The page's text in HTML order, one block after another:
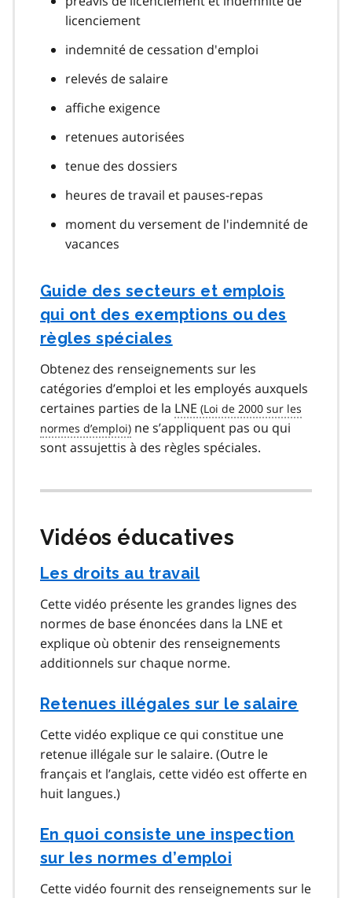
licenciement
indemnité de cessation d'emploi
relevés de salaire
affiche exigence
retenues autorisées
tenue des dossiers
heures de travail et pauses-repas
moment du versement de l'indemnité de
vacances
Guide des secteurs et emplois
qui ont des exemptions ou des
règles spéciales
Obtenez des renseignements sur les
catégories d’emploi et les employés auxquels
certaines parties de la LNE
ne s’appliquent pas ou qui
sont assujettis à des règles spéciales.
Vidéos éducatives
Les droits au travail
Cette vidéo présente les grandes lignes des
normes de base énoncées dans la LNE et
explique où obtenir des renseignements
additionnels sur chaque norme.
Retenues illégales sur le salaire
Cette vidéo explique ce qui constitue une
retenue illégale sur le salaire. (Outre le
français et l’anglais, cette vidéo est offerte en
huit langues.)
En quoi consiste une inspection
sur les normes d’emploi
Cette vidéo fournit des renseignements sur le